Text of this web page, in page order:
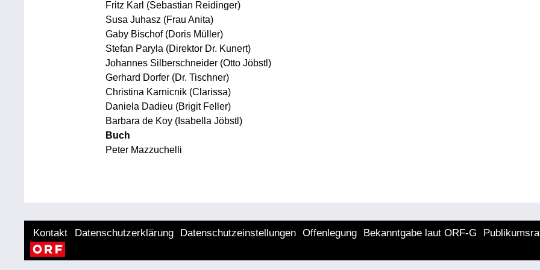
Fritz Karl (Sebastian Reidinger)
Susa Juhasz (Frau Anita)
Gaby Bischof (Doris Müller)
Stefan Paryla (Direktor Dr. Kunert)
Johannes Silberschneider (Otto Jöbstl)
Gerhard Dorfer (Dr. Tischner)
Christina Karnicnik (Clarissa)
Daniela Dadieu (Brigit Feller)
Barbara de Koy (Isabella Jöbstl)
Buch
Peter Mazzuchelli
Kontakt Datenschutzerklärung Datenschutzeinstellungen Offenlegung Bekanntgabe laut ORF-G